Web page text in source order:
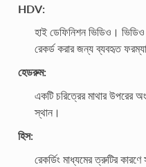
HDV:
হাই ডেফিনিশন ভিডিও।
রেকর্ড করার জন্য ব্যবহৃত
হেডরুম:
একটি চরিত্রের মাথার উপরের
স্থান।
হিস:
রেকর্ডিং মাধ্যমের ত্রুটির কারণে